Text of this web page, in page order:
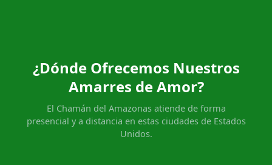
¿Dónde Ofrecemos Nuestros
Amarres de Amor?
El Chamán del Amazonas atiende de forma
presencial y a distancia en estas ciudades de Estados
Unidos.